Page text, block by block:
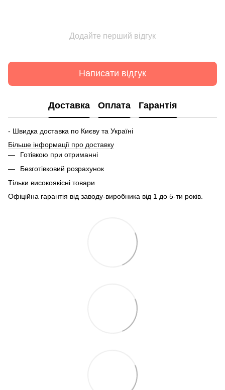
Додайте перший відгук
Написати відгук
Доставка Оплата Гарантія
- Швидка доставка по Києву та Україні
Більше інформації про доставку
Готівкою при отриманні
Безготівковий розрахунок
Тільки високоякісні товари
Офіційна гарантія від заводу-виробника від 1 до 5-ти років.